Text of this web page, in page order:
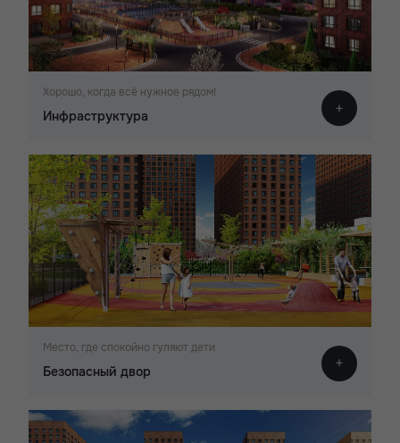
Хорошо, когда всё нужное рядом!
Инфраструктура
Место, где спокойно гуляют дети
Безопасный двор